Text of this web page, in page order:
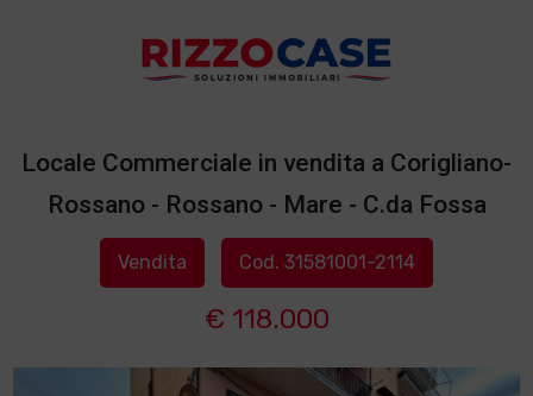
Locale Commerciale in vendita a Corigliano-
Rossano - Rossano - Mare - C.da Fossa
Vendita Cod. 31581001-2114
€ 118.000